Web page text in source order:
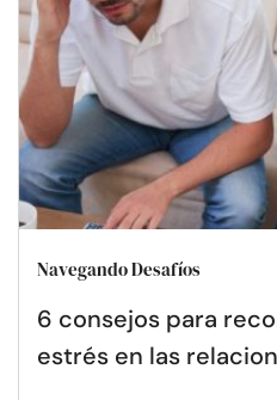
Navegando Desafíos
6 consejos para
estrés en las